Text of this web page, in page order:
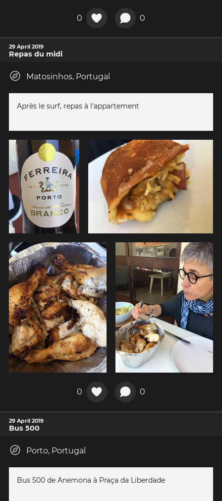
0 0
29 April 2019
Repas du midi
Matosinhos, Portugal
Après le surf, repas à l'appartement
0 0
29 April 2019
Bus 500
Porto, Portugal
Bus 500 de Anemona à Praça da Liberdade